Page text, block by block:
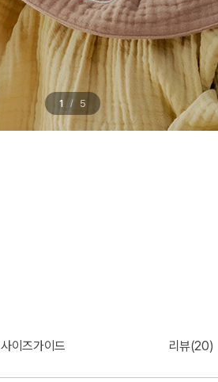
1 / 5
사이즈가이드 리뷰(20)